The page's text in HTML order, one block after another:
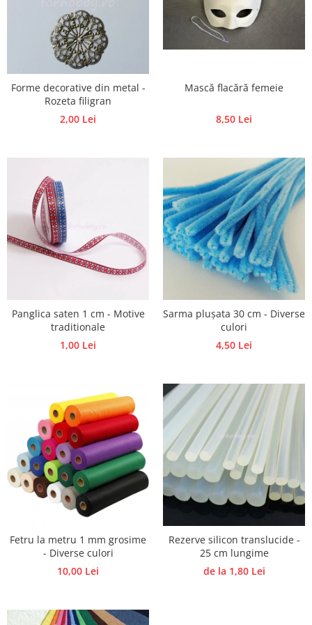
Carton/Hartie efecte speciale
Carton/Hartie Scrapbooking
Carton/Hartie unicolor
Hartie creponata
Carton
Rame, albume, notesuri
Masti
Forme/Figurine carton
Dantela
Panglici craciun
Platouri
Sticlute
Altele
Stampile, sigilii
Baze stampile
Stampile silicon
Ustensile, aparate
Forme decorative din metal -
Rozeta filigran
2,00 Lei
Mască flacără femeie
8,50 Lei
Panglica saten 1 cm - Motive
traditionale
1,00 Lei
Sarma plușata 30 cm - Diverse
culori
4,50 Lei
Fetru la metru 1 mm grosime
- Diverse culori
10,00 Lei
Rezerve silicon translucide -
25 cm lungime
de la 1,80 Lei